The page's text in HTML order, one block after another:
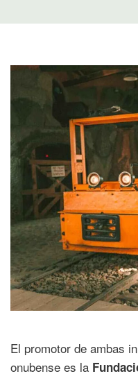
El promotor de ambas
onubense es la